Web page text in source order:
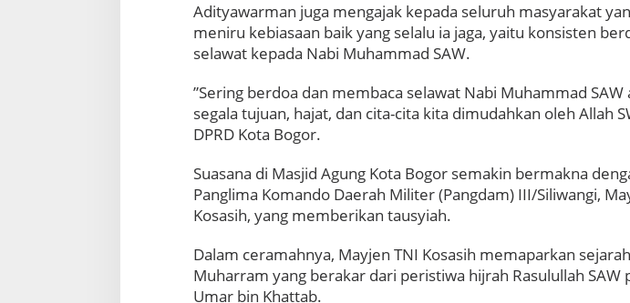
r
m
4
4
I
n
i
e
s
​Adityawarman juga mengajak kepada seluruh masyarakat
meniru kebiasaan baik yang selalu ia jaga, yaitu konsisten
selawat kepada Nabi Muhammad SAW.
​”Sering berdoa dan membaca selawat Nabi Muhammad SAW
segala tujuan, hajat, dan cita-cita kita dimudahkan oleh Allah
DPRD Kota Bogor.
​Suasana di Masjid Agung Kota Bogor semakin bermakna
Panglima Komando Daerah Militer (Pangdam) III/Siliwangi,
Kosasih, yang memberikan tausyiah.
Dalam ceramahnya, Mayjen TNI Kosasih memaparkan
Muharram yang berakar dari peristiwa hijrah Rasulullah SAW
Umar bin Khattab.